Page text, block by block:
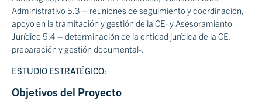
Administrativo 5.3 – reuniones de seguimiento y coordinación,
apoyo en la tramitación y gestión de la CE- y Asesoramiento
Jurídico 5.4 – determinación de la entidad jurídica de la CE,
preparación y gestión documental-.
ESTUDIO ESTRATÉGICO:
Objetivos del Proyecto